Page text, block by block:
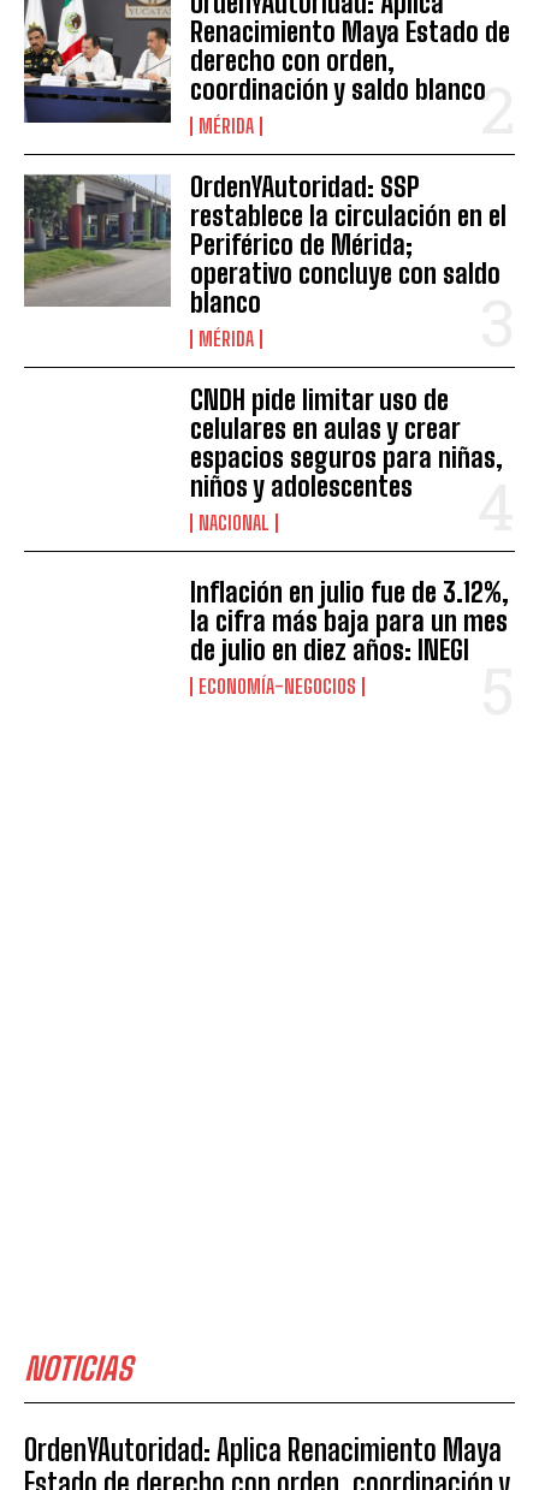
Renacimiento Maya Estado de
derecho con orden,
coordinación y saldo blanco
MÉRIDA
OrdenYAutoridad: SSP
restablece la circulación en el
Periférico de Mérida;
operativo concluye con saldo
blanco
MÉRIDA
CNDH pide limitar uso de
celulares en aulas y crear
espacios seguros para niñas,
niños y adolescentes
NACIONAL
Inflación en julio fue de 3.12%,
la cifra más baja para un mes
de julio en diez años: INEGI
ECONOMÍA-NEGOCIOS
NOTICIAS
OrdenYAutoridad: Aplica Renacimiento Maya
Estado de derecho con orden, coordinación y